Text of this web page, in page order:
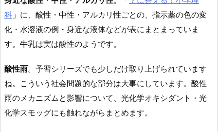
科 」に、酸性・中性・アルカリ性ごとの、指示薬の色の変
化・水溶液の例・身近な液体などが表にまとまっていま
す。牛乳は実は酸性のようです。
酸性雨。予習シリーズでも少しだけ取り上げられています
ね。こういう社会問題的な部分は大事にしています。酸性
雨のメカニズムと影響について、光化学オキシダント・光
化学スモッグにも触れながらまとめます。